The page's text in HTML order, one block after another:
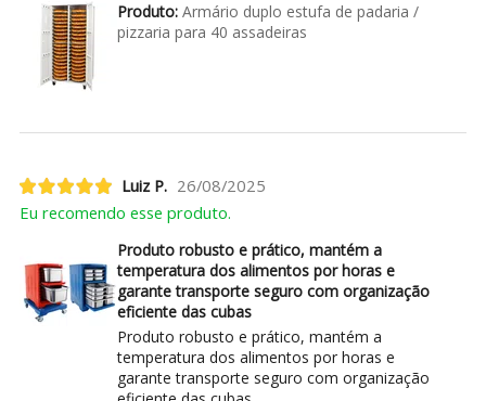
Produto:Armário duplo estufa de padaria /
pizzaria para 40 assadeiras
Luiz P. 26/08/2025
Eu recomendo esse produto.
Produto robusto e prático, mantém a
temperatura dos alimentos por horas e
garante transporte seguro com organização
eficiente das cubas
Produto robusto e prático, mantém a
temperatura dos alimentos por horas e
garante transporte seguro com organização